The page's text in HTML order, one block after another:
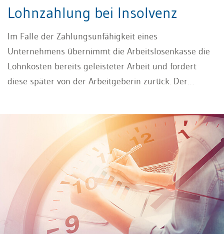
Lohnzahlung bei Insolvenz
Im Falle der Zahlungsunfähigkeit eines
Unternehmens übernimmt die Arbeitslosenkasse die
Lohnkosten bereits geleisteter Arbeit und fordert
diese später von der Arbeitgeberin zurück. Der
musste sich im hier zu besprechenden BGer-Urteil
8C_256/2017 vom 15. Mai 2018 der Frage widmen, ob
dies auch für freigestellte (entlassene) Arbeitnehmer
gilt, da diese ja noch Arbeit leisten könnten, bzw. wie
die Insolvenzentschädigung von der
Arbeitslosenentschädigung abzugrenzen ist.